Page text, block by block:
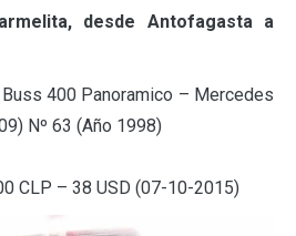
desde Antofagasta a
400 Panoramico – Mercedes
Nº 63 (Año 1998)
CLP – 38 USD (07-10-2015)